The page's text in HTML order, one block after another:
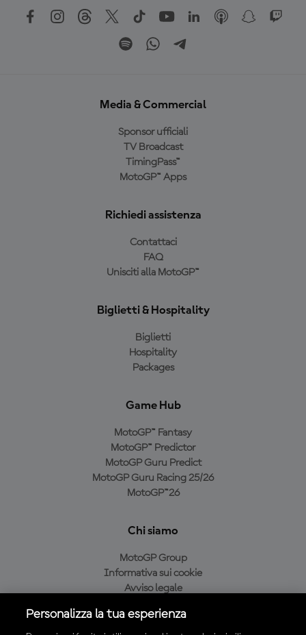
Media & Commercial
Sponsor ufficiali
TV Broadcast
TimingPass™
MotoGP™ Apps
Richiedi assistenza
Contattaci
FAQ
Unisciti alla MotoGP™
Biglietti & Hospitality
Biglietti
Hospitality
Packages
Game Hub
MotoGP™ Fantasy
MotoGP™ Predictor
MotoGP Guru Predict
MotoGP Guru Racing 25/26
MotoGP™26
Chi siamo
MotoGP Group
Informativa sui cookie
Avviso legale
Condizioni di acquisto
Personalizza la tua esperienza